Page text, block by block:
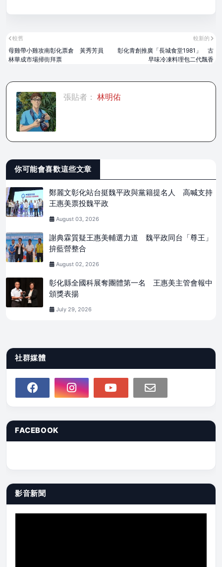
較新的
彰化青創推廣「長城食堂1981」 古
早味冷凍料理包二代飄香
較舊
母雞帶小雞攻南彰化票倉 黃秀芳員
林華成市場掃街拜票
張貼者： 林明佑
你可能會喜歡這些文章
鄭麗文彰化站台挺魏平政與黨籍提名人 高喊支持
王惠美票投魏平政
August 03, 2026
謝典霖質疑王惠美輔選力道 魏平政同台「尊王」
拚藍營整合
August 02, 2026
彰化縣全國科展奪團體第一名 王惠美主管會報中
頒獎表揚
July 29, 2026
社群媒體
FACEBOOK
影音新聞